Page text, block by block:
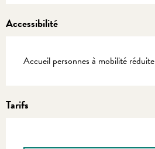
Accessibilité
Accueil personnes à mobilité réduite
Tarifs